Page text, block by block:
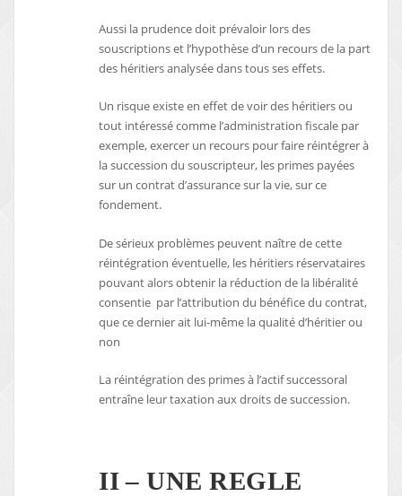
Aussi la prudence doit prévaloir lors des
souscriptions et l’hypothèse d’un recours de la part
des héritiers analysée dans tous ses effets.
Un risque existe en effet de voir des héritiers ou
tout intéressé comme l’administration fiscale par
exemple, exercer un recours pour faire réintégrer à
la succession du souscripteur, les primes payées
sur un contrat d’assurance sur la vie, sur ce
fondement.
De sérieux problèmes peuvent naître de cette
réintégration éventuelle, les héritiers réservataires
pouvant alors obtenir la réduction de la libéralité
consentie par l’attribution du bénéfice du contrat,
que ce dernier ait lui-même la qualité d’héritier ou
non
La réintégration des primes à l’actif successoral
entraîne leur taxation aux droits de succession.
II – UNE REGLE